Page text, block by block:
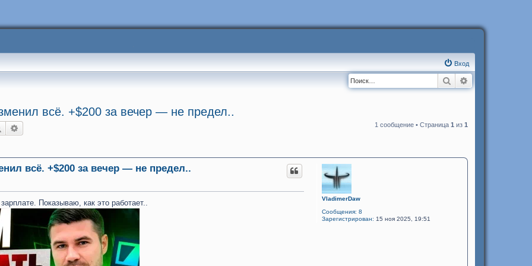
Вход
Поиск
всё. +$200 за вечер — не предел..
Поиск 1 сообщение • Страница 1 из 1
VladimerDaw
Сообщения: 8
Зарегистрирован: 15 ноя 2025, 19:51
всё. +$200 за вечер — не предел..
Показываю, как это работает..